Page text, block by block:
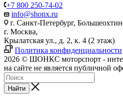
+7 800 250-74-02
info@shonx.ru
г. Санкт-Петербург,
г. Москва,
Крылатская ул., д. 2, к. 4 (2 этаж)
Политика конфиденциальности
2026 © ШОНКС моторспорт -
на сайте не является публичной
Найти